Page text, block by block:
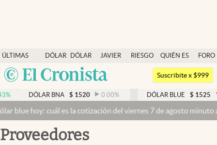
ÚLTIMAS
NOTICIAS
DÓLAR
DÓLAR
BLUE
JAVIER
RIESGO
QUIÉN ES
QUIÉN
FORO
Argentina
México
Dólar
Members
Economía y Política
Finanzas y Mercados
Mercados Online
Suscribite x $999
BNA $ 1520 0.00% DÓLAR BLUE $ 1525 -0.33%
es la cotización del viernes 7 de agosto minuto a minuto
proveedores